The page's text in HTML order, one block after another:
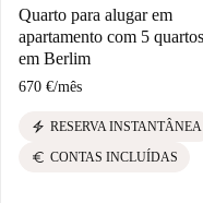
Quarto para alugar em
apartamento com 5 quartos
em Berlim
670 €/mês
electric_bolt RESERVA INSTANTÂNEA
euro CONTAS INCLUÍDAS